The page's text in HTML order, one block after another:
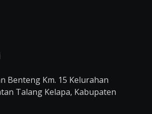
Benteng Km. 15 Kelurahan
Talang Kelapa, Kabupaten